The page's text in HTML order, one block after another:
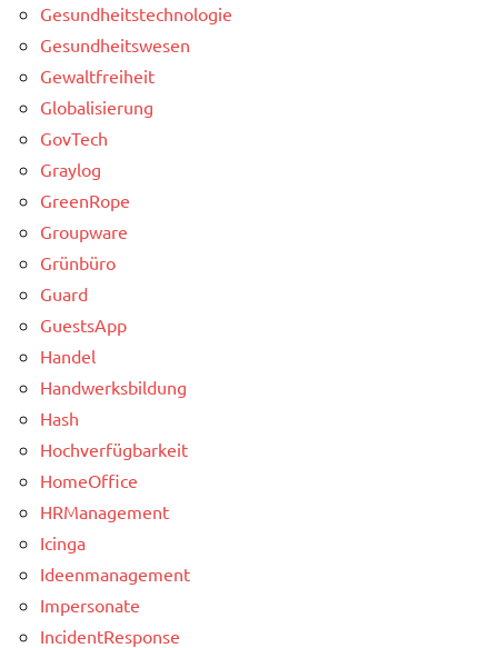
Gesundheitstechnologie
Gesundheitswesen
Gewaltfreiheit
Globalisierung
GovTech
Graylog
GreenRope
Groupware
Grünbüro
Guard
GuestsApp
Handel
Handwerksbildung
Hash
Hochverfügbarkeit
HomeOffice
HRManagement
Icinga
Ideenmanagement
Impersonate
IncidentResponse